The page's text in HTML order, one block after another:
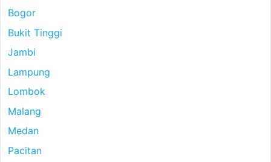
Bogor
Bukit Tinggi
Jambi
Lampung
Lombok
Malang
Medan
Pacitan